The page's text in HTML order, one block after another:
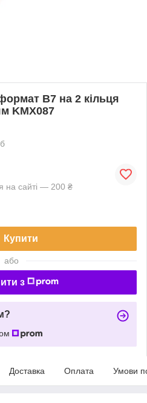
В7 на 2 кільця
KMX087
на сайті — 200 ₴
Купити
або
з
Доставка Оплата Умови